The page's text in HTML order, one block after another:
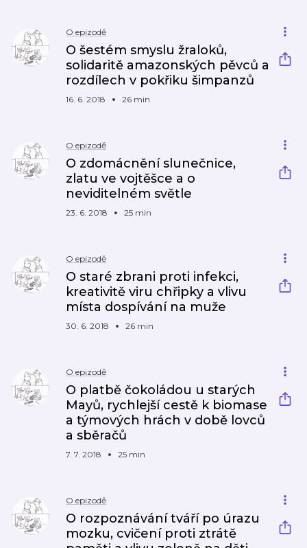
O epizodě
O šestém smyslu žraloků,
solidaritě amazonských pěvců a
rozdílech v pokřiku šimpanzů
16. 6. 2018 26 min
O epizodě
O zdomácnění slunečnice,
zlatu ve vojtěšce a o
neviditelném světle
23. 6. 2018 25 min
O epizodě
O staré zbrani proti infekci,
kreativitě viru chřipky a vlivu
místa dospívání na muže
30. 6. 2018 26 min
O epizodě
O platbě čokoládou u starých
Mayů, rychlejší cestě k biomase
a týmových hrách v době lovců
a sběračů
7. 7. 2018 25 min
O epizodě
O rozpoznávání tváří po úrazu
mozku, cvičení proti ztrátě